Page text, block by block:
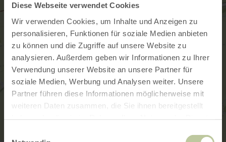
Diese Webseite verwendet Cookies
Wir verwenden Cookies, um Inhalte und Anzeigen zu
personalisieren, Funktionen für soziale Medien anbieten
zu können und die Zugriffe auf unsere Website zu
analysieren. Außerdem geben wir Informationen zu Ihrer
Verwendung unserer Website an unsere Partner für
soziale Medien, Werbung und Analysen weiter. Unsere
Partner führen diese Informationen möglicherweise mit
weiteren Daten zusammen, die Sie ihnen bereitgestellt